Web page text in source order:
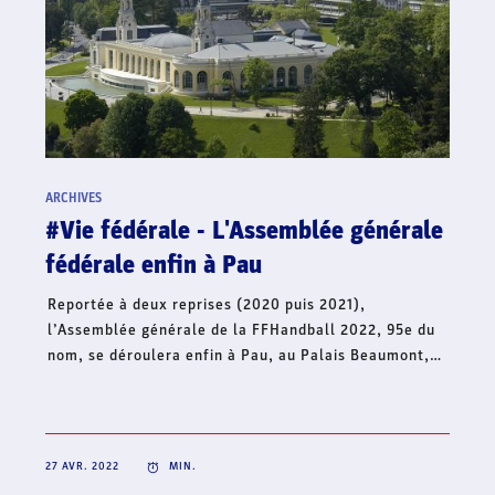
ARCHIVES
#Hand'Solidaire - La famille du
de fonds en soutien à l’Ukraine
Dans le contexte international actuel et face à la
situation humanitaire qui s’aggrave, le handball
français continue d’affirmer son soutien à l’Ukraine et
lance, ce jour, une collecte de fonds à travers sa
Fondation Hand’Solidaire. Cet élan de solidarité
22 AVR. 2022 MIN.